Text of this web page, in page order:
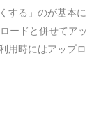
する」のが基本に
ードと併せてアッ
用時にはアップロ